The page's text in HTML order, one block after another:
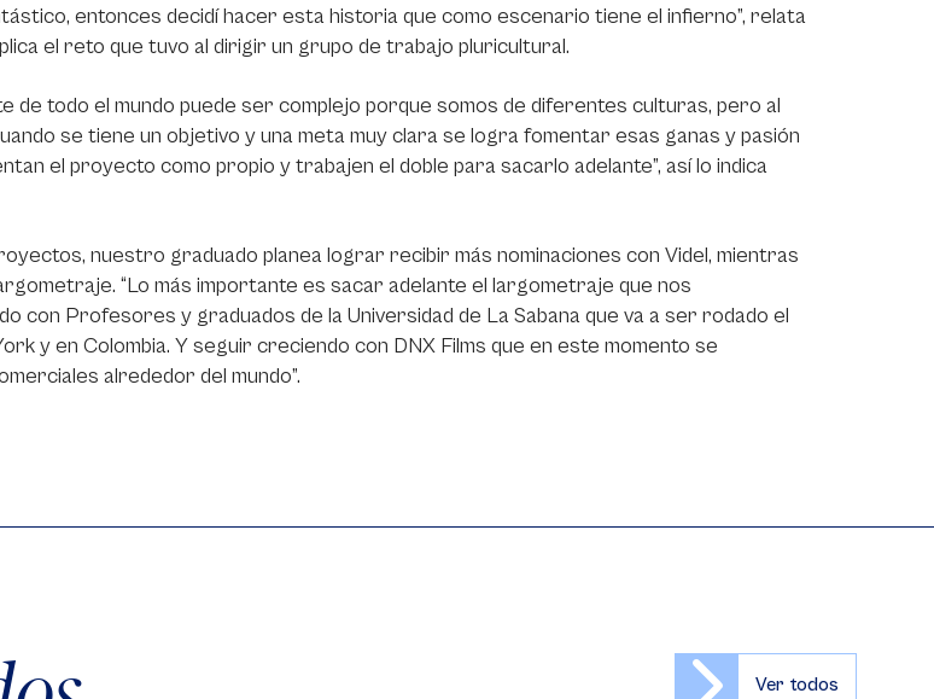
entonces decidí hacer esta historia que como escenario tiene el infierno”, relata
el reto que tuvo al dirigir un grupo de trabajo pluricultural.
de todo el mundo puede ser complejo porque somos de diferentes culturas, pero al
se tiene un objetivo y una meta muy clara se logra fomentar esas ganas y pasión
el proyecto como propio y trabajen el doble para sacarlo adelante”, así lo indica
nuestro graduado planea lograr recibir más nominaciones con Videl, mientras
“Lo más importante es sacar adelante el largometraje que nos
con Profesores y graduados de la Universidad de La Sabana que va a ser rodado el
y en Colombia. Y seguir creciendo con DNX Films que en este momento se
alrededor del mundo”.
Ver todos